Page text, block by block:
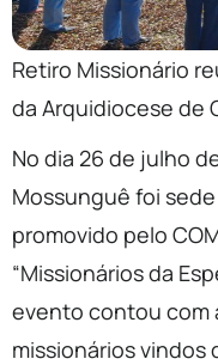
Retiro Missionário
da Arquidiocese de
No dia 26 de julho
Mossunguê foi
promovido pelo
“Missionários da
evento contou com
missionários vindos